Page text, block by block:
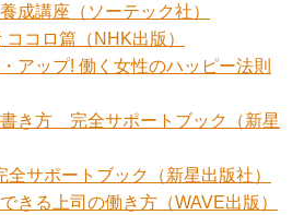
成講座（ソーテック社）
コロ篇（NHK出版）
アップ! 働く女性のハッピー法則
き方 完全サポートブック（新星
サポートブック（新星出版社）
きる上司の働き方（WAVE出版）